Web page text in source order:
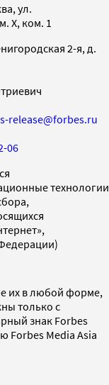
ул.
X, ком. 1
2-я, д.
release@forbes.ru
06
технологии
их в любой форме,
только с
знак Forbes
Forbes Media Asia